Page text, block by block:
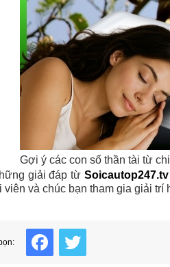
Gợi ý các con số thần tài từ
giải đáp từ Soicautop247.tv
viên và chúc bạn tham gia giải trí
FacebookTwitter